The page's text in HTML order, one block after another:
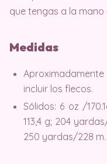
que tengas a la
Medidas
incluir los flecos.
Sólidos: 6 oz /
113,4 g; 204
250 yardas/228 m.